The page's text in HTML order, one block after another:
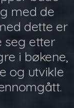
med de
dette er
seg etter
i bøkene,
og utvikle